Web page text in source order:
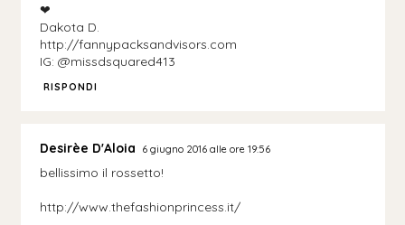
❤︎
Dakota D.
http://fannypacksandvisors.com
IG: @missdsquared413
RISPONDI
Desirèe D'Aloia 6 giugno 2016 alle ore 19:56
bellissimo il rossetto!
http://www.thefashionprincess.it/